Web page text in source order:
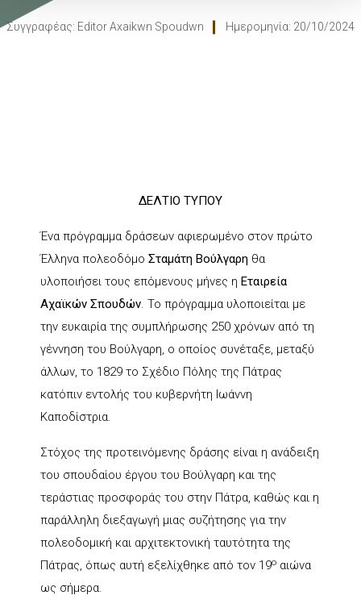
Συγγραφέας: Editor Axaikwn Spoudwn Ημερομηνία: 20/10/2024
ΔΕΛΤΙΟ ΤΥΠΟΥ
Ένα πρόγραμμα δράσεων αφιερωμένο στον πρώτο
Έλληνα πολεοδόμο Σταμάτη Βούλγαρη θα
υλοποιήσει τους επόμενους μήνες η Εταιρεία
Αχαϊκών Σπουδών. Το πρόγραμμα υλοποιείται με
την ευκαιρία της συμπλήρωσης 250 χρόνων από τη
γέννηση του Βούλγαρη, ο οποίος συνέταξε, μεταξύ
άλλων, το 1829 το Σχέδιο Πόλης της Πάτρας
κατόπιν εντολής του κυβερνήτη Ιωάννη
Καποδίστρια.
Στόχος της προτεινόμενης δράσης είναι η ανάδειξη
του σπουδαίου έργου του Βούλγαρη και της
τεράστιας προσφοράς του στην Πάτρα, καθώς και η
παράλληλη διεξαγωγή μιας συζήτησης για την
πολεοδομική και αρχιτεκτονική ταυτότητα της
Πάτρας, όπως αυτή εξελίχθηκε από τον 19ο αιώνα
ως σήμερα.